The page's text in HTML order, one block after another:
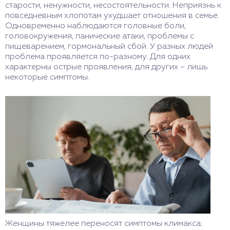
проявлялись к 40 годам, то сейчас они
наблюдаются и у 30-летних.
необходимости). Важно не только определить
проблему, но и оценить состояние пациента:
нужна ли ему медикаментозная помощь, либо
достаточно смены образа жизни и сеансов с
психологом.
старости, ненужности, несостоятельности. Неприязнь к
повседневным хлопотам ухудшает отношения в семье.
Одновременно наблюдаются головные боли,
головокружения, панические атаки, проблемы с
пищеварением, гормональный сбой. У разных людей
проблема проявляется по-разному. Для одних
характерны острые проявления, для других – лишь
некоторые симптомы.
Женщины тяжелее переносят симптомы климакса: